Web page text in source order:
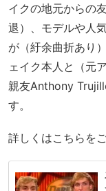
イクの地元からの
退）、モデルや人
が（紆余曲折あり
ェイク本人と（元
親友Anthony
す。
詳しくはこちらを